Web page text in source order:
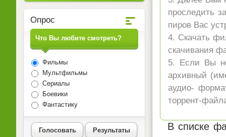
проследить
пиров Вас
4. Скачать
скачивания
5. Если Вы
архивный
аудио-
торрент-
В списке
Опрос
Что Вы любите смотреть?
Фильмы
Мультфильмы
Сериалы
Боевики
Фантастику
Голосовать Результаты